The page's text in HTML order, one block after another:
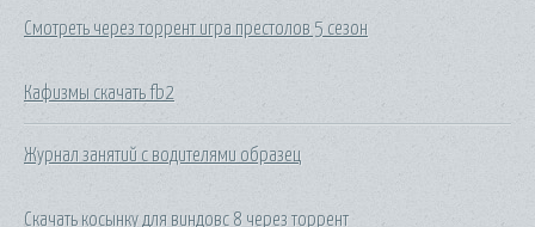
Смотреть через торрент игра престолов 5 сезон
Кафизмы скачать fb2
Журнал занятий с водителями образец
Скачать косынку для виндовс 8 через торрент